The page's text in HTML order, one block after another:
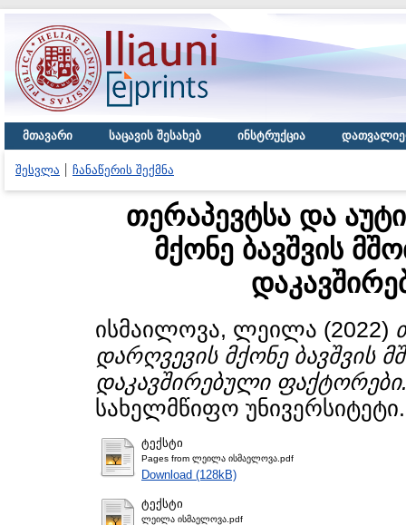
მთავარი საცავის შესახებ ინსტრუქცია
შესვლა ჩანაწერის შექმნა
თერაპევტსა და
მქონე ბავშვის
ისმაილოვა, ლეილა (2022)
დარღვევის მქონე ბავშვის
დაკავშირებული
სახელმწიფო უნივერსიტეტი.
ტექსტი
Pages from ლეილა ისმაელოვა.pdf
Download (128kB)
ტექსტი
ლეილა ისმაელოვა.pdf